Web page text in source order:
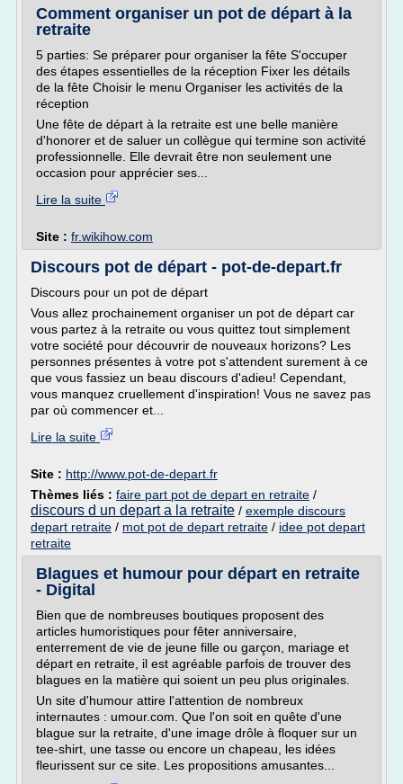
Comment organiser un pot de départ à la
retraite
5 parties: Se préparer pour organiser la fête S'occuper
des étapes essentielles de la réception Fixer les détails
de la fête Choisir le menu Organiser les activités de la
réception
Une fête de départ à la retraite est une belle manière
d'honorer et de saluer un collègue qui termine son activité
professionnelle. Elle devrait être non seulement une
occasion pour apprécier ses...
Lire la suite
Site : fr.wikihow.com
Discours pot de départ - pot-de-depart.fr
Discours pour un pot de départ
Vous allez prochainement organiser un pot de départ car
vous partez à la retraite ou vous quittez tout simplement
votre société pour découvrir de nouveaux horizons? Les
personnes présentes à votre pot s'attendent surement à ce
que vous fassiez un beau discours d'adieu! Cependant,
vous manquez cruellement d'inspiration! Vous ne savez pas
par où commencer et...
Lire la suite
Site : http://www.pot-de-depart.fr
Thèmes liés : faire part pot de depart en retraite /
discours d un depart a la retraite / exemple discours
depart retraite / mot pot de depart retraite / idee pot depart
retraite
Blagues et humour pour départ en retraite
- Digital
Bien que de nombreuses boutiques proposent des
articles humoristiques pour fêter anniversaire,
enterrement de vie de jeune fille ou garçon, mariage et
départ en retraite, il est agréable parfois de trouver des
blagues en la matière qui soient un peu plus originales.
Un site d'humour attire l'attention de nombreux
internautes : umour.com. Que l'on soit en quête d'une
blague sur la retraite, d'une image drôle à floquer sur un
tee-shirt, une tasse ou encore un chapeau, les idées
fleurissent sur ce site. Les propositions amusantes...